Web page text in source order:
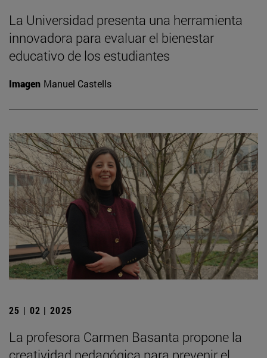
La Universidad presenta una herramienta
innovadora para evaluar el bienestar
educativo de los estudiantes
Imagen Manuel Castells
25 | 02 | 2025
La profesora Carmen Basanta propone la